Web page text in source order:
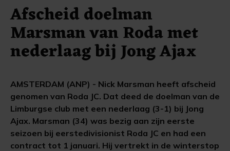
Afscheid doelman
Marsman van Roda met
nederlaag bij Jong Ajax
AMSTERDAM (ANP) - Nick Marsman heeft afscheid
genomen van Roda JC. Dat deed de doelman van de
Limburgse club met een nederlaag (3-1) bij Jong
Ajax. Marsman (34) was bezig aan zijn eerste
seizoen bij eerstedivisionist Roda JC en had een
contract tot 1 januari. Hij vertrekt in de winterstop